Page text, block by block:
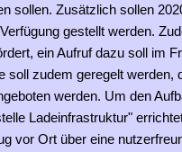
sollen. Zusätzlich sollen
gestellt werden.
ein Aufruf dazu soll im
soll zudem geregelt werden,
werden. Um den
Ladeinfrastruktur"
vor Ort über eine